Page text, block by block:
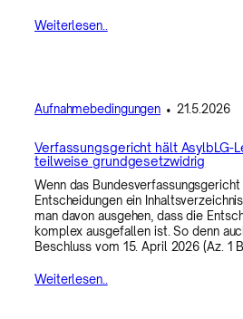
Weiterlesen..
Aufnahmebedingungen • 21.5.2026
Verfassungsgericht hält AsylbLG-
teilweise grundgesetzwidrig
Wenn das
Entscheidungen ein
man davon ausgehen, dass die
komplex ausgefallen ist. So denn
Beschluss vom 15. April 2026 (Az. 1
Weiterlesen..